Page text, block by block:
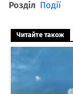
Розділ Події
Читайте також